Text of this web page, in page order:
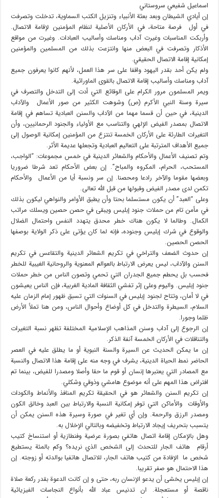
اسماعيل شفيعي سروستاني
إن أيادي الشيطان وبعد بعثة الأنبياء وتنزيل الكتب السماوية، تدخلت وتصرفت
في أول فرصة متاحة، في الأركان الأصلية لنظام المؤمنين لإقامة الاتصال.
وأربكت المناسبات وغيرت آداب ومناسك وأساليب العبادات. وغيرت من مواقع
الأذكار وتصرفت في البعض منها وانتزعت بذلك من المسلمين والمؤمنين
إمكانية إقامة الاتصال الحقيقي.
ولم يكن أحد بقدر اليهود واقفا على سر هذا العمل، لأنهم كانوا يعرفون جميع
آداب ومناسك وأساليب إقامة الاتصال بالقوى الماورائية.
ويمر المسلمون مرور الكرام على الوقائع التي أدت إلى التدخل والتصرف في
سيرة وسنة النبي الأكرم (ص) وشوهت الكثير من صور الأعمال والآداب
الدينية، في حين أن قسما مهما من الآداب والسنن العبادية تساهم في إقامة
الاتصال بمصدر الفيض الإلهي والتناسب مع الأولياء والجنود الرحمانيين، وأن
التغيرات الطارئة على الأركان الخمسة تنتزع من المؤمنين إمكانية الوصول إلى
جميع الأهداف المترتبة على التعاليم العبادية وتجعلها عديمة الأثر.
وتم تصنيف الأعمال والأحكام والشعائر الدينية في خمس مجموعات: “الواجب،
المستحب، الحرام، المكروه والمباح”. إن بعض الأحكام تعد شرطا ضروريا
وبعضها مقوما والآخر رادعا ومحصنا. إن سر ونسبة أيا من الأعمال والأحكام
تكمن لدى مصدر الفيض وقبولها من قبل الله تعالى.
وعلى “العبد” أن يكون مستسلما بحتا وأن يطبق الأوامر والنواهي ليكون بذلك
في مأمن تام من حملات جنود إبليس ويبقى في حصن حصين ويسلك مراتب
الكمال. وطالما لا يكون هناك خطر محدق يتهدد النفس واحتمال الضلال
والوقوع في شرك إبليس وجنوده، فإنه لما كان يؤتى على ذكر الولاية بوصفها
الحصن الحصين.
إن حدوث الضعف والتراخي في تكريم الشعائر الدينية والتقاعس في تكريم
السنن والآداب، ليس يعرض الارتباط بالعوالم المعنوية والروحانية الغيبية للخطر
فحسب بل يحطم جميع الجدران التي تحمي وتصون الناس من خطر حملات
جنود إبليس. واليوم وعلى إثر تفشي الثقافة المادية الغربية، فإن الناس يعيشون
في لا أمان، وتتاح لجنود إبليس في السنوات التي تسبق ظهور إمام الزمان عليه
السلام، السيطرة والتدخل في كل أوضاع وأحوال الناس، ومن هنا تملأ الأرض
ظلما وجورا.
إن الرجوع إلى آداب وسنن المذاهب الإسلامية المختلفة تظهر نسبة التغيرات
والتناقلات في الأركان الخمسة آنفة الذكر.
إن ما يمكن الحديث عن السيرة والسنة النبوية أو ما يطلق عليه في العصر
الحاضر نمط الحياة الدينية، يشرف في وجه منه على إقامة هذا الاتصال والنسبة
مع المصادر التي يعتبرها إنسان أو قوم ما حقا وأصلا ومصدرا للفيض، بينما تم
افتراض هذا المهم على أنه موضوع هامشي وذوقي وشكلي.
إن تكريم السنن والشعائر هو في الحقيقة تكريم المنافذ والأنماط والكودات
والأوقات والأماكن التي توفر إمكانية النسبة والارتباط بين العبد وخالق الكون
ومصدر الرزق والرحمة. وإن أي تغير في صورة وسيرة هذه السنن يمكن أن
يتسبب بتحريف إيجاد الارتباط وتخفيضه وبالتالي الإخلال به.
وهل بالإمكان إقامة اتصال هاتفي بصورة عرضية وفنطازية أو استنساخ كتيب
أرقام هاتف الجار للتحدث إلى الشخص الذي نريده؟ وكم بالمئة يستطيع
شخص ما الإفادة من كتيب هاتف الجار، للاتصال هاتفيا بوالدته أو زوجته. إن
هذا الاحتمال هو صفر تقريبا.
إن إبليس يخشى أن يدعو الإنسان ربه، حتى و إن كانت الدعوة بقدر ركعة صلاة
ناقصة أو مستعجلة. ان تدنيس عباد الله بأنواع النجاسات الفيزيائية